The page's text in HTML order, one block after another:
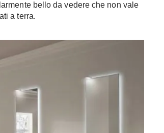
bello da vedere che non vale
a terra.